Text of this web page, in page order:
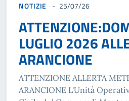
NOTIZIE 25/07/26
LUGLIO 2026
ARANCIONE
ATTENZIONE ALLERTA
ARANCIONE L'Unità